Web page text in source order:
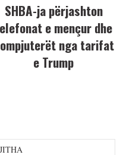
SHBA-ja përjashton
e mençur dhe
nga tarifat
e Trump